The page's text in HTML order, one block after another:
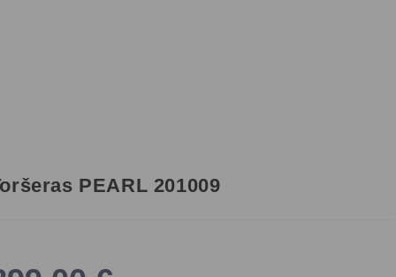
PEARL 201009